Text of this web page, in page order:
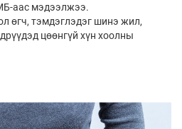
аас мэдээлжээ.
өгч, тэмдэглэдэг шинэ жил,
цөөнгүй хүн хоолны